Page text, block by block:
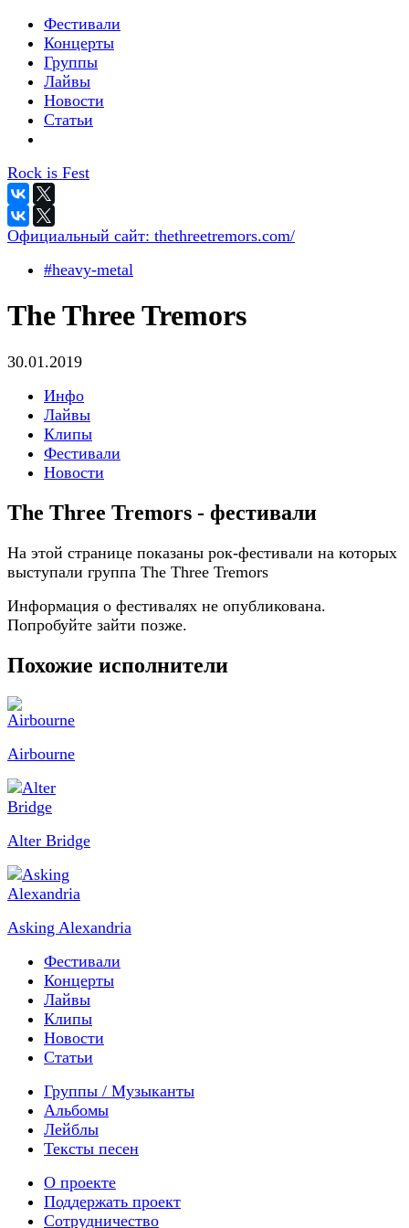
Фестивали
Концерты
Группы
Лайвы
Новости
Статьи
Rock is Fest
Официальный сайт: thethreetremors.com/
#heavy-metal
The Three Tremors
30.01.2019
Инфо
Лайвы
Клипы
Фестивали
Новости
The Three Tremors - фестивали
На этой странице показаны рок-фестивали на которых
выступали группа The Three Tremors
Информация о фестивалях не опубликована.
Попробуйте зайти позже.
Похожие исполнители
Airbourne
Alter Bridge
Asking Alexandria
Фестивали
Концерты
Лайвы
Клипы
Новости
Статьи
Группы / Музыканты
Альбомы
Лейблы
Тексты песен
О проекте
Поддержать проект
Сотрудничество